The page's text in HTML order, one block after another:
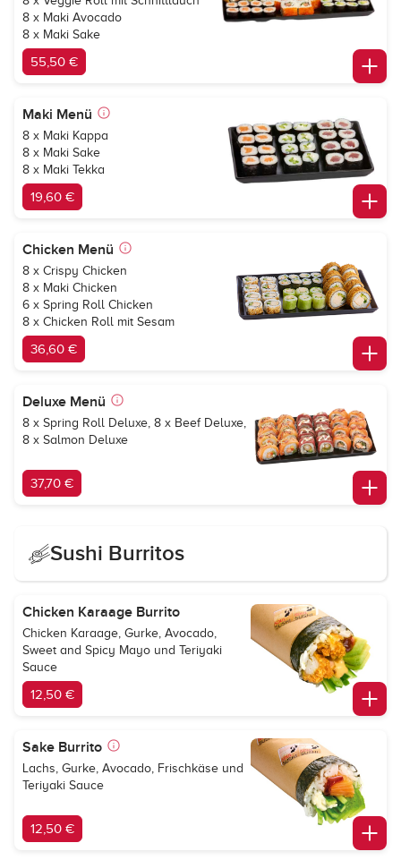
8 x Maki Avocado
8 x Maki Sake
55,50 €
Maki Menü
8 x Maki Kappa
8 x Maki Sake
8 x Maki Tekka
19,60 €
Chicken Menü
8 x Crispy Chicken
8 x Maki Chicken
6 x Spring Roll Chicken
8 x Chicken Roll mit Sesam
36,60 €
Deluxe Menü
8 x Spring Roll Deluxe, 8 x Beef Deluxe,
8 x Salmon Deluxe
37,70 €
Sushi Burritos
Chicken Karaage Burrito
Chicken Karaage, Gurke, Avocado,
Sweet and Spicy Mayo und Teriyaki
Sauce
12,50 €
Sake Burrito
Lachs, Gurke, Avocado, Frischkäse und
Teriyaki Sauce
12,50 €